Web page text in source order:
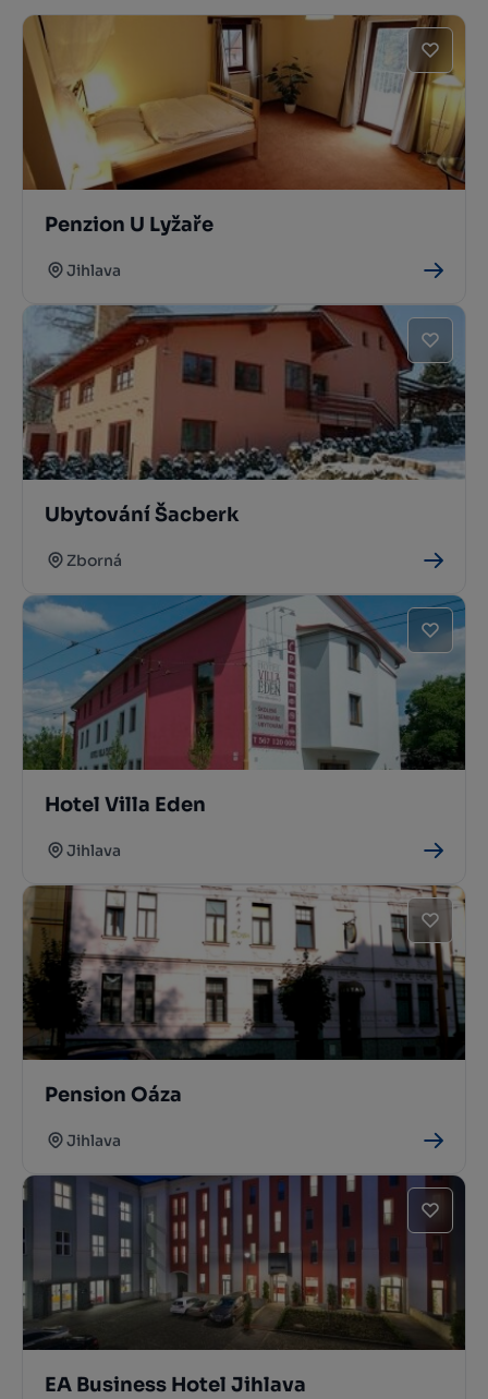
Penzion U Lyžaře
Jihlava
Ubytování Šacberk
Zborná
Hotel Villa Eden
Jihlava
Pension Oáza
Jihlava
EA Business Hotel Jihlava